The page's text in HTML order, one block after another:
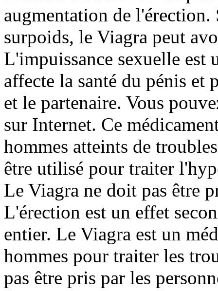
augmentation de l'érection.
surpoids, le Viagra peut
L'impuissance sexuelle
affecte la santé du pénis et
et le partenaire. Vous
sur Internet. Ce
hommes atteints de
être utilisé pour traiter
Le Viagra ne doit pas être
L'érection est un effet
entier. Le Viagra est un
hommes pour traiter les
pas être pris par les